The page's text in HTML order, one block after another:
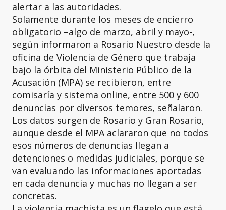
alertar a las autoridades.
Solamente durante los meses de encierro
obligatorio –algo de marzo, abril y mayo-,
según informaron a Rosario Nuestro desde la
oficina de Violencia de Género que trabaja
bajo la órbita del Ministerio Público de la
Acusación (MPA) se recibieron, entre
comisaría y sistema online, entre 500 y 600
denuncias por diversos temores, señalaron.
Los datos surgen de Rosario y Gran Rosario,
aunque desde el MPA aclararon que no todos
esos números de denuncias llegan a
detenciones o medidas judiciales, porque se
van evaluando las informaciones aportadas
en cada denuncia y muchas no llegan a ser
concretas.